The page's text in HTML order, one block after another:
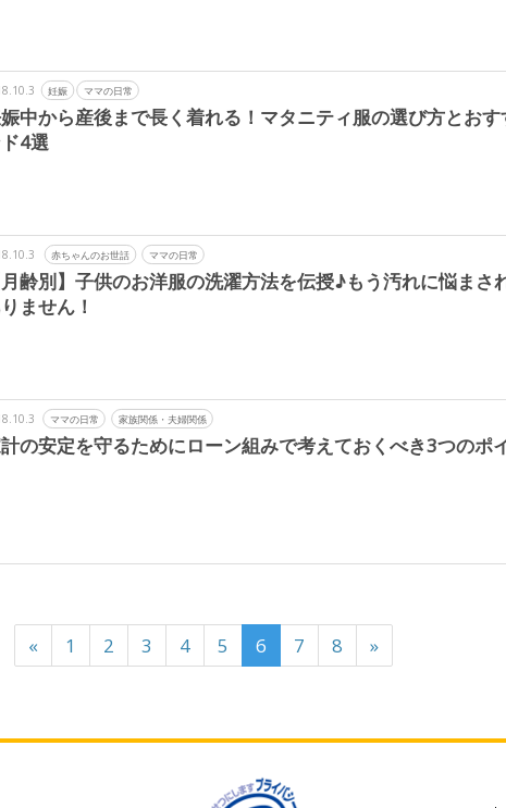
妊娠 ママの日常
中から産後まで長く着れる！マタニティ服の選び方とおす
4選
赤ちゃんのお世話 ママの日常
月齢別】子供のお洋服の洗濯方法を伝授♪もう汚れに悩まさ
ません！
ママの日常 家族関係・夫婦関係
の安定を守るためにローン組みで考えておくべき3つのポ
« 1 2 3 4 5 6 7 8 »